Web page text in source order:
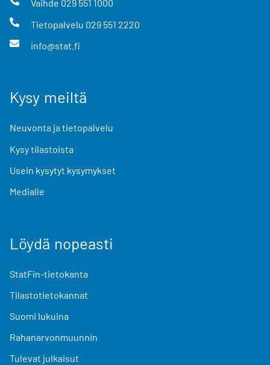
Vaihde 029 551 1000
Tietopalvelu 029 551 2220
info@stat.fi
Kysy meiltä
Neuvonta ja tietopalvelu
Kysy tilastoista
Usein kysytyt kysymykset
Medialle
Löydä nopeasti
StatFin-tietokanta
Tilastotietokannat
Suomi lukuina
Rahanarvonmuunnin
Tulevat julkaisut